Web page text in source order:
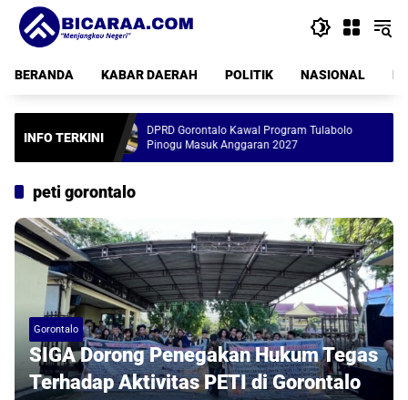
Langsung
konten
BERANDA
KABAR DAERAH POLITIK NASIONAL
INFO TERKINIDPRD Gorontalo Kawal Program Tulabolo
Pinogu Masuk Anggaran 2027
peti gorontalo
Gorontalo
SIGA Dorong Penegakan Hukum Tegas
Terhadap Aktivitas PETI di Gorontalo